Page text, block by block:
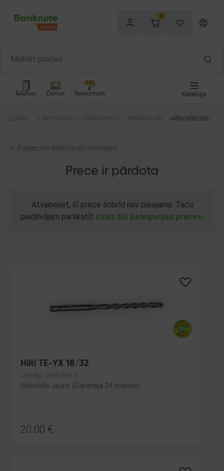
0
Telefoni Datori Remontam Katalogs
Sākum
Remontam un
Elektroinstru
Piederumi elekt
Alfra HSS-Colbat
Piederumi elektroinstrumentiem
Prece ir pārdota
Atvainojiet, šī prece šobrīd nav pieejama. Taču
piedāvājam parskatīt citas šīs kategorijas preces.
Hilti TE-YX 18/32
Liepāja, Lielā iela 4
Stāvoklis Jauns (Garantija 24 mēneši)
20.00 €